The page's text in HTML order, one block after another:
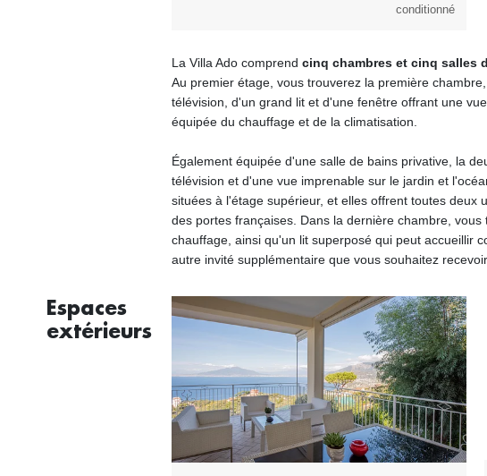
conditionné
La Villa Ado comprend cinq chambres et cinq salles
Au premier étage, vous trouverez la première
télévision, d'un grand lit et d'une fenêtre offrant une
équipée du chauffage et de la climatisation.
Également équipée d'une salle de bains privative, la
télévision et d'une vue imprenable sur le jardin et
situées à l'étage supérieur, et elles offrent toutes
des portes françaises. Dans la dernière chambre,
chauffage, ainsi qu'un lit superposé qui peut accueillir
autre invité supplémentaire que vous souhaitez recevoir.
Espaces
extérieurs